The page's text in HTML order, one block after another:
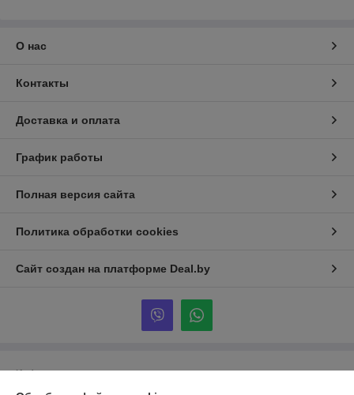
О нас
Контакты
Доставка и оплата
График работы
Полная версия сайта
Политика обработки cookies
Сайт создан на платформе Deal.by
Информация для покупателя